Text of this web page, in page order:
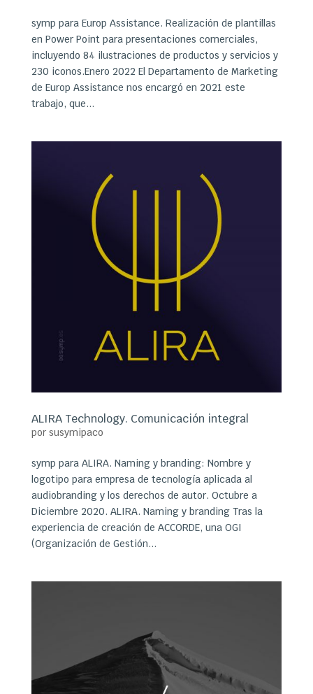
symp para Europ Assistance. Realización de plantillas
en Power Point para presentaciones comerciales,
incluyendo 84 ilustraciones de productos y servicios y
230 iconos.Enero 2022 El Departamento de Marketing
de Europ Assistance nos encargó en 2021 este
trabajo, que...
ALIRA Technology. Comunicación integral
por susymipaco
symp para ALIRA. Naming y branding: Nombre y
logotipo para empresa de tecnología aplicada al
audiobranding y los derechos de autor. Octubre a
Diciembre 2020. ALIRA. Naming y branding Tras la
experiencia de creación de ACCORDE, una OGI
(Organización de Gestión...